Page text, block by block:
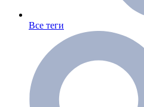
Все теги